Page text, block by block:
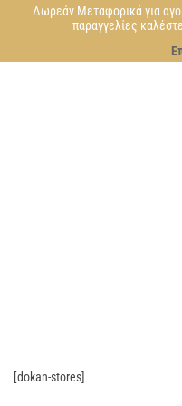
Δωρεάν Μεταφορικά για
παραγγελίες
[dokan-stores]